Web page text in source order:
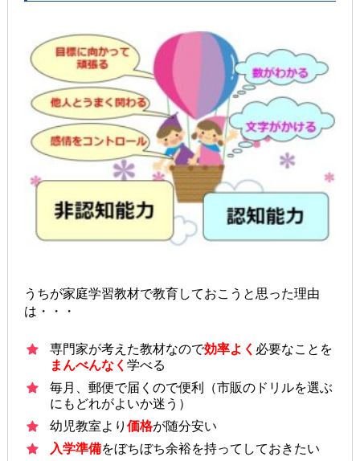
うちが家庭学習教材で教育しておこうと思った理由
は・・・
専門家が考えた教材なので効率よく 必要なことを
まんべんなく 学べる
毎月、郵便で届くので便利（市販のドリルを選ぶ
にもどれがよいか迷う）
幼児教室より 価格が随分安い
入学準備をぼちぼち余裕を持ってしておきたい